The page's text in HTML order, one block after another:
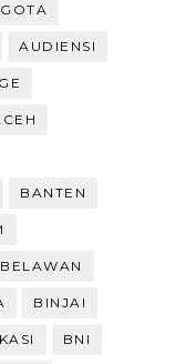
AUDIENSI
BANTEN
BELAWAN
BINJAI
BNI